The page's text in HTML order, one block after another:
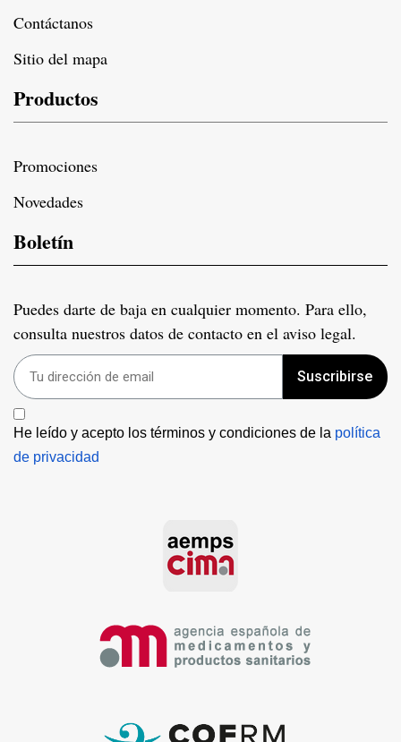
Contáctanos
Sitio del mapa
Productos
Promociones
Novedades
Boletín
Puedes darte de baja en cualquier momento. Para ello,
consulta nuestros datos de contacto en el aviso legal.
Suscribirse
He leído y acepto los términos y condiciones de la política
de privacidad